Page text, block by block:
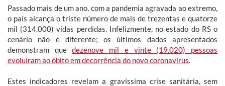
Passado mais de um ano, com a pandemia agravada ao extremo,
o país alcança o triste número de mais de trezentas e quatorze
mil (314.000) vidas perdidas. Infelizmente, no estado do RS o
cenário não é diferente; os últimos dados apresentados
demonstram quedezenove mil e vinte (19.020) pessoas
evoluíram ao óbito em decorrência do novo coronavírus.
Estes indicadores revelam a gravíssima crise sanitária, sem